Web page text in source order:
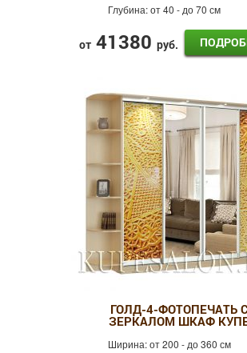
Глубина:от 40 - до 70 см
от 41380 руб.
ГОЛД-4-ФОТОПЕЧАТЬ С
ЗЕРКАЛОМ ШКАФ
Ширина:от 200 - до 360 см